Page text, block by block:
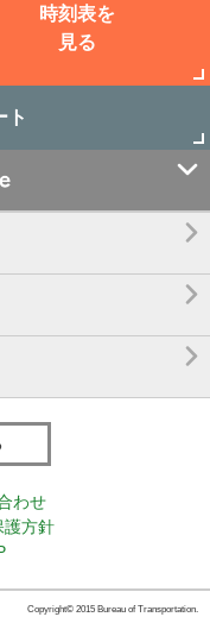
時刻表を
見る
ト




わせ
護方針
Copyright© 2015 Bureau of Transportation.